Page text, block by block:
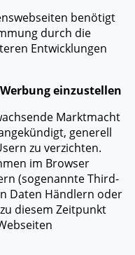
benötigt
durch die
Entwicklungen
einzustellen
Marktmacht
generell
zu verzichten.
im Browser
(sogenannte Third-
Daten Händlern oder
diesem Zeitpunkt